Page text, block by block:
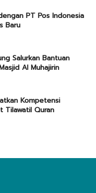
PT Pos Indonesia
Baru
Salurkan Bantuan
Al Muhajirin
Kompetensi
Tilawatil Quran